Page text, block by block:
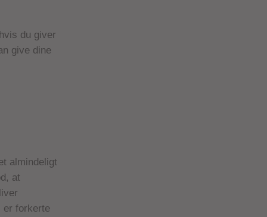
du giver
give dine
almindeligt
at
er forkerte